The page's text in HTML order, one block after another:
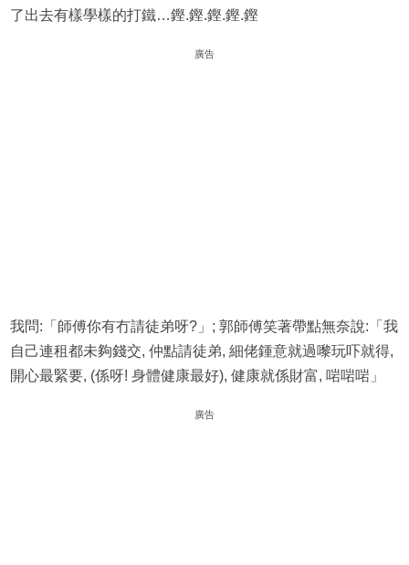
了出去有樣學樣的打鐵…鏗.鏗.鏗.鏗.鏗
廣告
我問:「師傅你有冇請徒弟呀?」; 郭師傅笑著帶點無奈說:「我
自己連租都未夠錢交, 仲點請徒弟, 細佬鍾意就過嚟玩吓就得,
開心最緊要, (係呀! 身體健康最好), 健康就係財富, 啱啱啱」
廣告